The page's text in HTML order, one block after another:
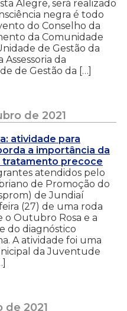
Alegre, será realizado
negra é todo
do Conselho da
da Comunidade
de Gestão da
Assessoria da
de Gestão da […]
de 2021
atividade para
a importância da
tratamento precoce
atendidos pelo
de Promoção do
de Jundiaí
(27) de uma roda
o Outubro Rosa e a
do diagnóstico
A atividade foi uma
da Juventude
de 2021